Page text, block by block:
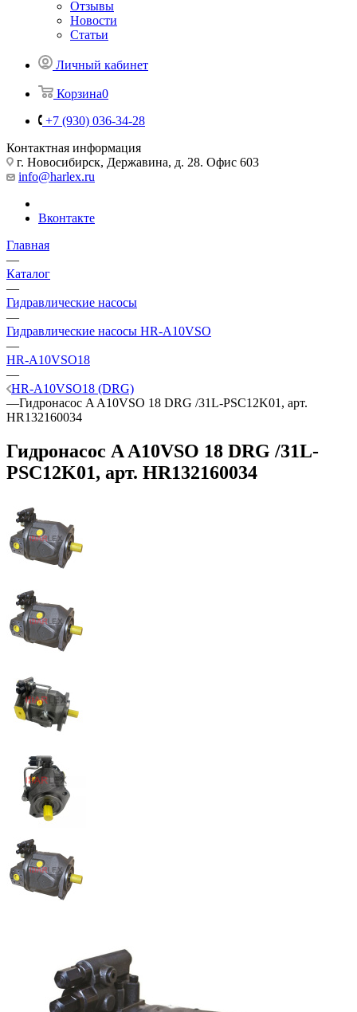
Отзывы
Новости
Статьи
Личный кабинет
Корзина0
+7 (930) 036-34-28
Контактная информация
г. Новосибирск, Державина, д. 28. Офис 603
info@harlex.ru
Вконтакте
Главная
—
Каталог
—
Гидравлические насосы
—
Гидравлические насосы HR-A10VSO
—
HR-A10VSO18
—
HR-A10VSO18 (DRG)
—Гидронасос A A10VSO 18 DRG /31L-PSC12K01, арт.
HR132160034
Гидронасос A A10VSO 18 DRG /31L-
PSC12K01, арт. HR132160034